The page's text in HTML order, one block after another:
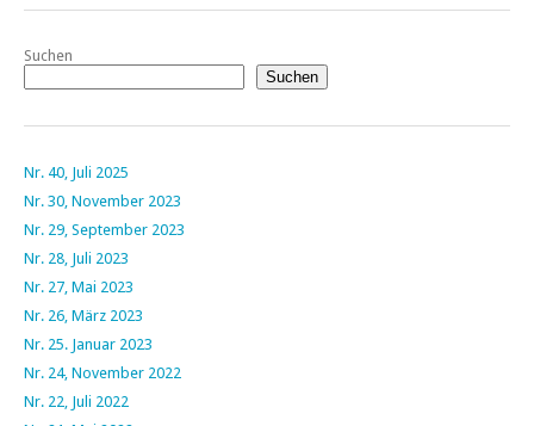
Suchen
Suchen
Nr. 40, Juli 2025
Nr. 30, November 2023
Nr. 29, September 2023
Nr. 28, Juli 2023
Nr. 27, Mai 2023
Nr. 26, März 2023
Nr. 25. Januar 2023
Nr. 24, November 2022
Nr. 22, Juli 2022